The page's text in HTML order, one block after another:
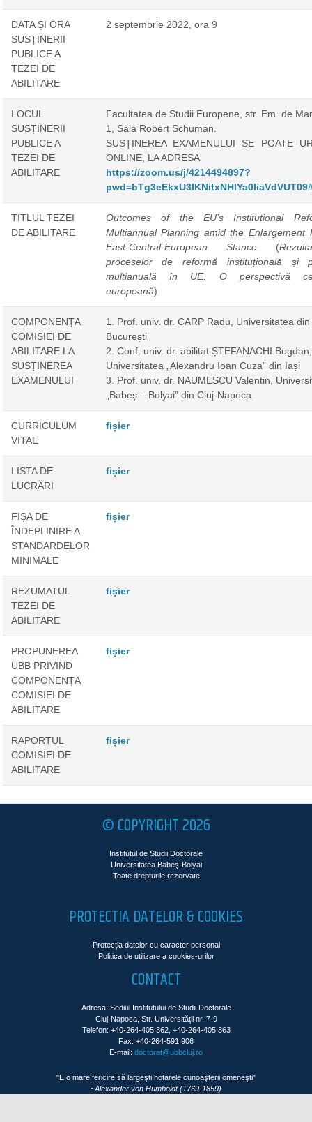
DATA ȘI ORA
SUSȚINERII
PUBLICE A
TEZEI DE
ABILITARE
2 septembrie 2022, ora 9
LOCUL
SUSȚINERII
PUBLICE A
TEZEI DE
ABILITARE
Facultatea de Studii Europene, str. Em. de
1, Sala Robert Schuman.
SUSȚINEREA EXAMENULUI SE POATE
ONLINE, LA ADRESA
https://zoom.us/j/4214494897?
TITLUL TEZEI
DE ABILITARE
Outcomes of the EU’s Institutional
Multiannual Planning amid the Enlargement
East-Central-European Stance(
proceselor de reformă instituțională și
multianuală în UE. O perspectivă
europeană)
COMPONENȚA
COMISIEI DE
ABILITARE LA
SUSȚINEREA
EXAMENULUI
1. Prof. univ. dr. CARP Radu, Universitatea din
București
2. Conf. univ. dr. abilitat ȘTEFANACHI Bogdan,
Universitatea „Alexandru Ioan Cuza” din Iași
3. Prof. univ. dr. NAUMESCU Valentin,
„Babeș – Bolyai” din Cluj-Napoca
CURRICULUM
VITAE
fișier
LISTA DE
LUCRĂRI
fișier
FIȘA DE
ÎNDEPLINIRE A
STANDARDELOR
MINIMALE
fișier
REZUMATUL
TEZEI DE
ABILITARE
fișier
PROPUNEREA
UBB PRIVIND
COMPONENȚA
COMISIEI DE
ABILITARE
fișier
RAPORTUL
COMISIEI DE
ABILITARE
fișier
© COPYRIGHT 2026
Institutul de Studii Doctorale
Universitatea Babeş-Bolyai
Toate drepturile rezervate
PROTECTIA DATELOR & COOKIES
Protecția datelor cu caracter personal
Politica de utilizare a cookies-urilor
CONTACT
Adresa: Sediul Institutului de Studii Doctorale
Cluj-Napoca, Str. Universităţii nr. 7-9
Telefon: +40-264-405 362, +40-264-405 363
Fax: +40-264-591 906
E-mail: doctorat@ubbcluj.ro
"E o mare fericire să lărgeşti hotarele cunoaşterii omeneşti"
~Alexander von Humboldt (1769-1859)